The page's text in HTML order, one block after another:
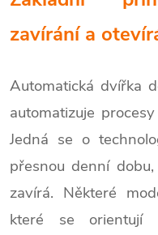
zavírání a
Automatická dvířka
automatizuje
Jedná se o
přesnou denní
zavírá. Některé
které se orientují